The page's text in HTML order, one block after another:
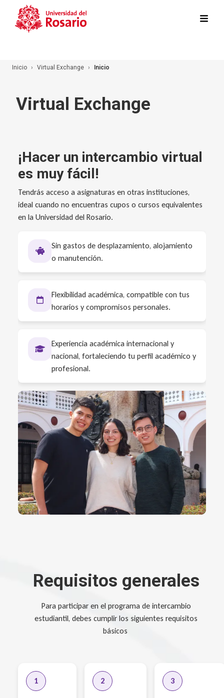
Pasar al contenido principal
Inicio Virtual Exchange Inicio
Virtual Exchange
¡Hacer un intercambio virtual
es muy fácil!
Tendrás acceso a asignaturas en otras instituciones,
ideal cuando no encuentras cupos o cursos equivalentes
en la Universidad del Rosario.
Sin gastos de desplazamiento, alojamiento
o manutención.
Flexibilidad académica, compatible con tus
horarios y compromisos personales.
Experiencia académica internacional y
nacional, fortaleciendo tu perfil académico y
profesional.
Requisitos generales
Para participar en el programa de intercambio
estudiantil, debes cumplir los siguientes requisitos
básicos
1 2 3